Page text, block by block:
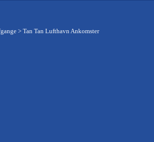
> Tan Tan Lufthavn Ankomster